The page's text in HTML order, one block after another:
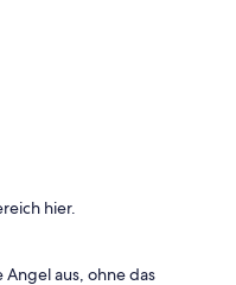
hier.
aus, ohne das